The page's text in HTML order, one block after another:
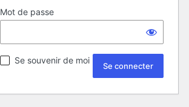
Mot de passe
Se souvenir de moi